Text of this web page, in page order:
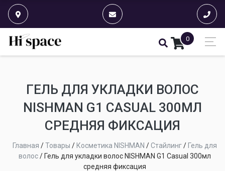
0
ГЕЛЬ ДЛЯ УКЛАДКИ ВОЛОС
NISHMAN G1 CASUAL 300МЛ
СРЕДНЯЯ ФИКСАЦИЯ
Главная /Товары / Косметика NISHMAN /Стайлинг/ Гель для
волос/ Гель для укладки волос NISHMAN G1 Casual 300мл
средняя фиксация